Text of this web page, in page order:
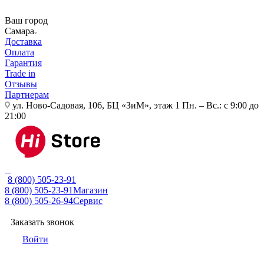
Ваш город
Самара
Доставка
Оплата
Гарантия
Trade in
Отзывы
Партнерам
ул. Ново-Садовая, 106, БЦ «ЗиМ», этаж 1 Пн. – Вс.: с 9:00 до
21:00
8 (800) 505-23-91
8 (800) 505-23-91Магазин
8 (800) 505-26-94Сервис
Заказать звонок
Войти